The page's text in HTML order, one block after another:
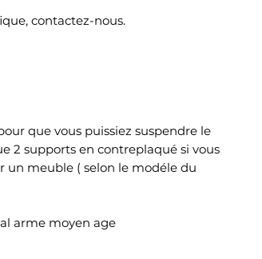
contactez-nous.
que vous puissiez suspendre le
2 supports en contreplaqué si vous
un meuble ( selon le modéle du
arme moyen age